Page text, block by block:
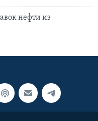
нефти из